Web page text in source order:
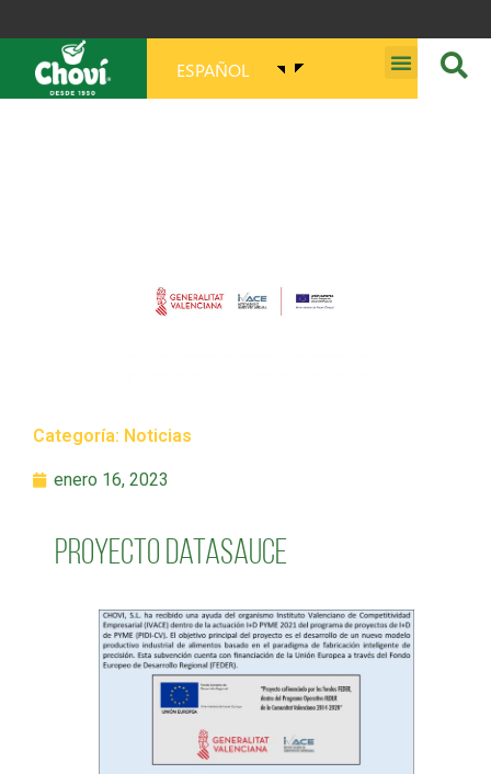
ESPAÑOL
Categoría: Noticias
enero 16, 2023
Proyecto Datasauce